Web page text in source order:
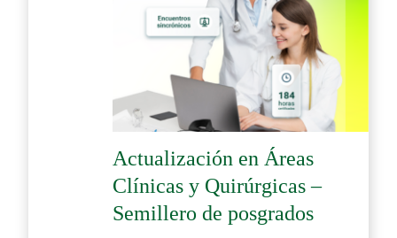
Actualización en Áreas
Clínicas y Quirúrgicas –
Semillero de posgrados